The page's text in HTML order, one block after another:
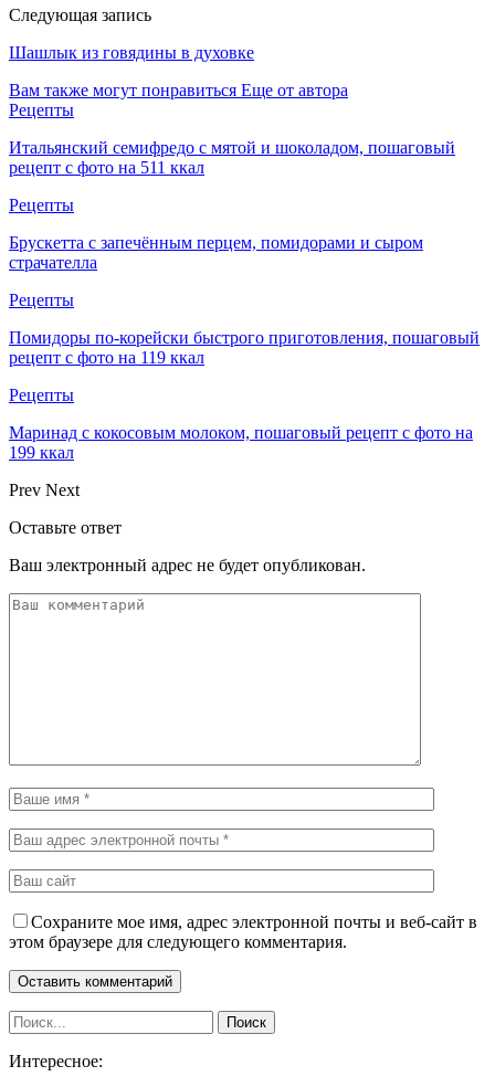
Следующая запись
Шашлык из говядины в духовке
Вам также могут понравиться Еще от автора
Рецепты
Итальянский семифредо с мятой и шоколадом, пошаговый
рецепт с фото на 511 ккал
Рецепты
Брускетта с запечённым перцем, помидорами и сыром
страчателла
Рецепты
Помидоры по-корейски быстрого приготовления, пошаговый
рецепт с фото на 119 ккал
Рецепты
Маринад с кокосовым молоком, пошаговый рецепт с фото на
199 ккал
Prev Next
Оставьте ответ
Ваш электронный адрес не будет опубликован.
Сохраните мое имя, адрес электронной почты и веб-сайт в
этом браузере для следующего комментария.
Интересное: